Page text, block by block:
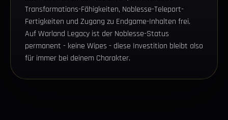
Transformations-Fähigkeiten, Noblesse-Teleport-
Fertigkeiten und Zugang zu Endgame-Inhalten frei.
Auf Warland Legacy ist der Noblesse-Status
permanent - keine Wipes - diese Investition bleibt also
für immer bei deinem Charakter.